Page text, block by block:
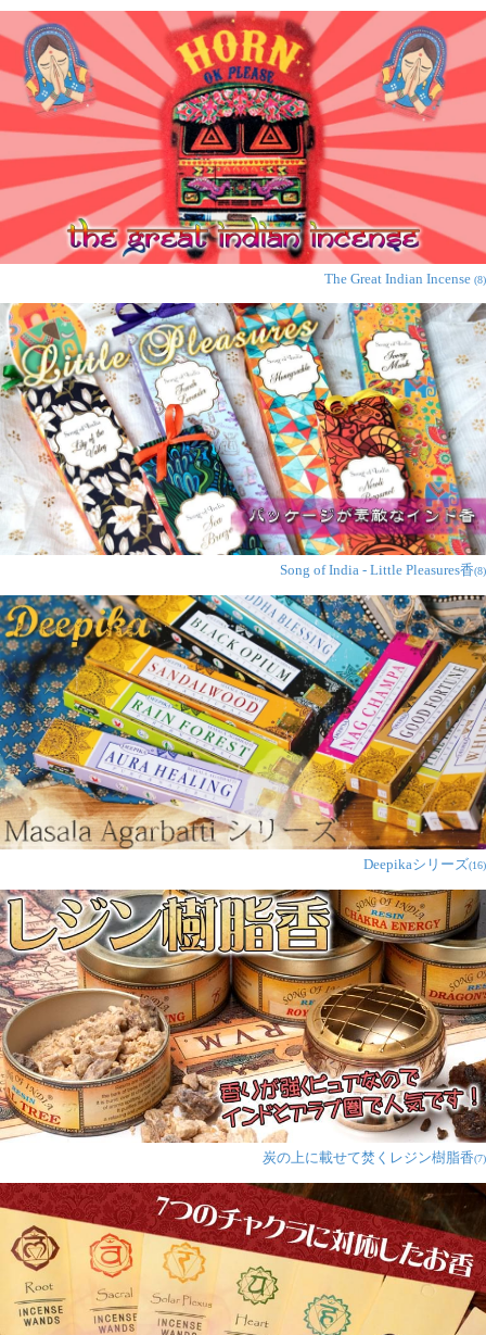
The Great Indian Incense (8)
Song of India - Little Pleasures香(8)
Deepikaシリーズ(16)
炭の上に載せて焚くレジン樹脂香(7)